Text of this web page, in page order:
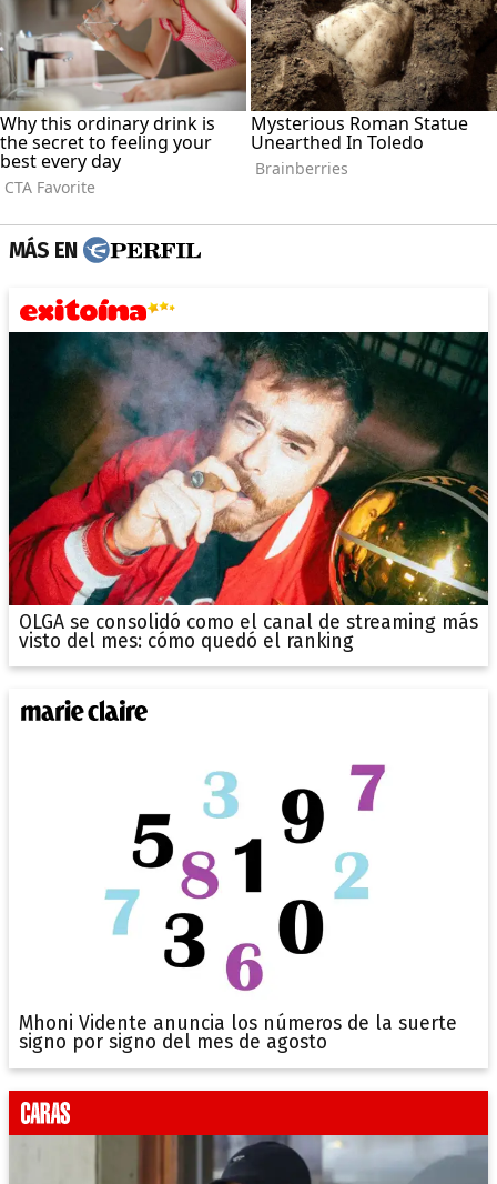
MÁS EN
OLGA se consolidó como el canal de streaming más
visto del mes: cómo quedó el ranking
Mhoni Vidente anuncia los números de la suerte
signo por signo del mes de agosto